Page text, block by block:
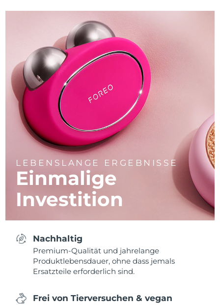
LEBENSLANGE ERGEBNISSE
Einmalige
Investition
Nachhaltig
Premium-Qualität und jahrelange
Produktlebensdauer, ohne dass jemals
Ersatzteile erforderlich sind.
Frei von Tierversuchen & vegan